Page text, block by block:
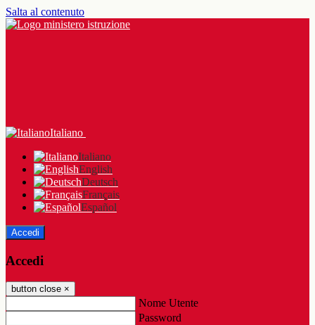
Salta al contenuto
Italiano
Italiano
English
Deutsch
Français
Español
Accedi
Accedi
button close ×
Nome Utente
Password